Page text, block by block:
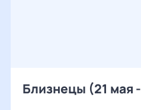
Близнецы (21 мая